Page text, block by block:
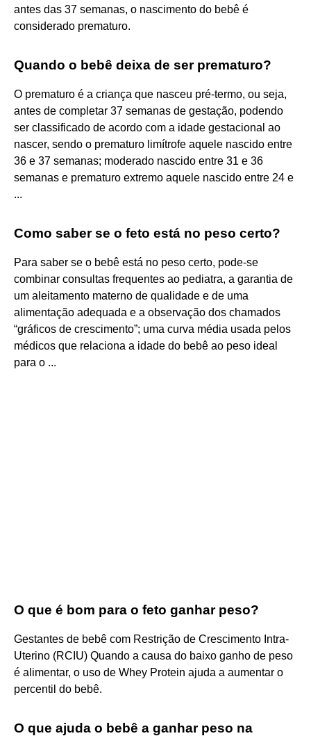
antes das 37 semanas, o nascimento do bebê é
considerado prematuro.
Quando o bebê deixa de ser prematuro?
O prematuro é a criança que nasceu pré-termo, ou seja,
antes de completar 37 semanas de gestação, podendo
ser classificado de acordo com a idade gestacional ao
nascer, sendo o prematuro limítrofe aquele nascido entre
36 e 37 semanas; moderado nascido entre 31 e 36
semanas e prematuro extremo aquele nascido entre 24 e
...
Como saber se o feto está no peso certo?
Para saber se o bebê está no peso certo, pode-se
combinar consultas frequentes ao pediatra, a garantia de
um aleitamento materno de qualidade e de uma
alimentação adequada e a observação dos chamados
“gráficos de crescimento”; uma curva média usada pelos
médicos que relaciona a idade do bebê ao peso ideal
para o ...
O que é bom para o feto ganhar peso?
Gestantes de bebê com Restrição de Crescimento Intra-
Uterino (RCIU) Quando a causa do baixo ganho de peso
é alimentar, o uso de Whey Protein ajuda a aumentar o
percentil do bebê.
O que ajuda o bebê a ganhar peso na